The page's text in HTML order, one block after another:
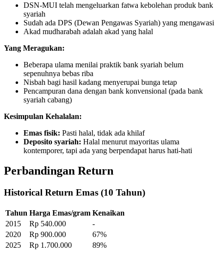
DSN-MUI telah mengeluarkan fatwa kebolehan produk bank
syariah
Sudah ada DPS (Dewan Pengawas Syariah) yang mengawasi
Akad mudharabah adalah akad yang halal
Yang Meragukan:
Beberapa ulama menilai praktik bank syariah belum
sepenuhnya bebas riba
Nisbah bagi hasil kadang menyerupai bunga tetap
Pencampuran dana dengan bank konvensional (pada bank
syariah cabang)
Kesimpulan Kehalalan:
Emas fisik: Pasti halal, tidak ada khilaf
Deposito syariah: Halal menurut mayoritas ulama
kontemporer, tapi ada yang berpendapat harus hati-hati
Perbandingan Return
Historical Return Emas (10 Tahun)
Tahun Harga Emas/gram Kenaikan
2015
Rp 540.000
-
2020
Rp 900.000
67%
2025
Rp 1.700.000 89%